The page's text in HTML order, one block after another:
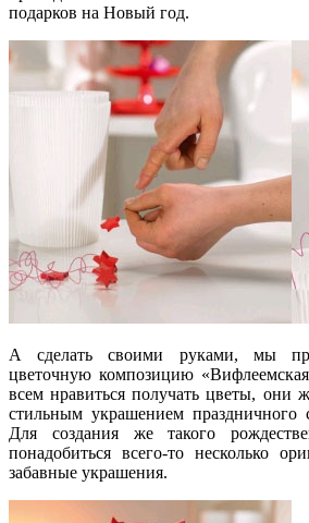
подарков на Новый год.
А сделать своими руками, мы
цветочную композицию «Вифлеемская
всем нравиться получать цветы, они
стильным украшением
Для создания же такого
понадобиться всего-то несколько
забавные украшения.